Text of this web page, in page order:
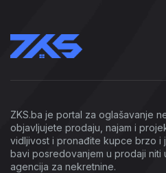
ZKS.ba je portal za oglašavanje
objavljujete prodaju, najam i
vidljivost i pronađite kupce brzo i
bavi posredovanjem u prodaji niti
agencija za nekretnine.